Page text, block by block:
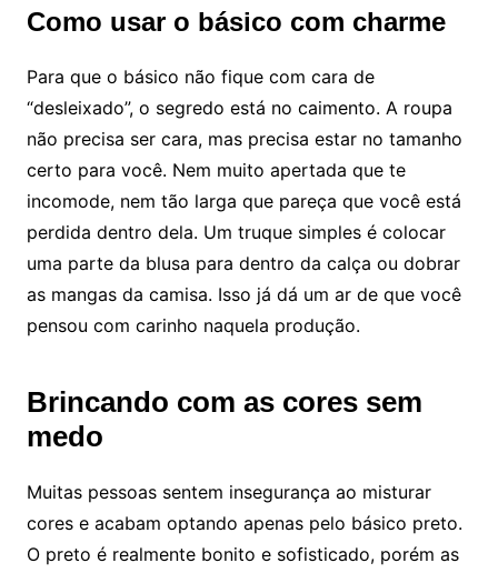
Como usar o básico com charme
Para que o básico não fique com cara de
“desleixado”, o segredo está no caimento. A roupa
não precisa ser cara, mas precisa estar no tamanho
certo para você. Nem muito apertada que te
incomode, nem tão larga que pareça que você está
perdida dentro dela. Um truque simples é colocar
uma parte da blusa para dentro da calça ou dobrar
as mangas da camisa. Isso já dá um ar de que você
pensou com carinho naquela produção.
Brincando com as cores sem
medo
Muitas pessoas sentem insegurança ao misturar
cores e acabam optando apenas pelo básico preto.
O preto é realmente bonito e sofisticado, porém as